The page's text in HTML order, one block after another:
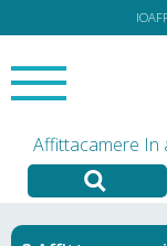
Affittacamere In